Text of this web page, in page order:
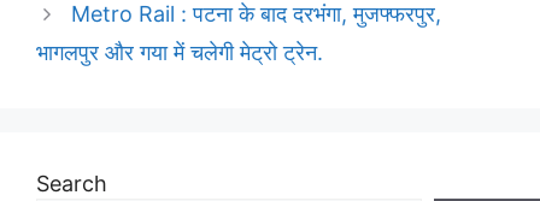
Metro Rail : पटना के बाद दरभंगा, मुजफ्फरपुर,
भागलपुर और गया में चलेगी मेट्रो ट्रेन.
Search